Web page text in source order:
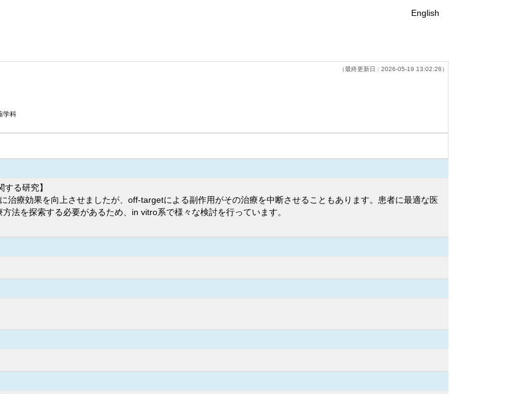
English
（最終更新日 : 2026-05-19 13:02:26）
学科
る研究】
治療効果を向上させましたが、off-targetによる副作用がその治療を中断させることもあります。患者に最適な医
法を探索する必要があるため、in vitro系で様々な検討を行っています。